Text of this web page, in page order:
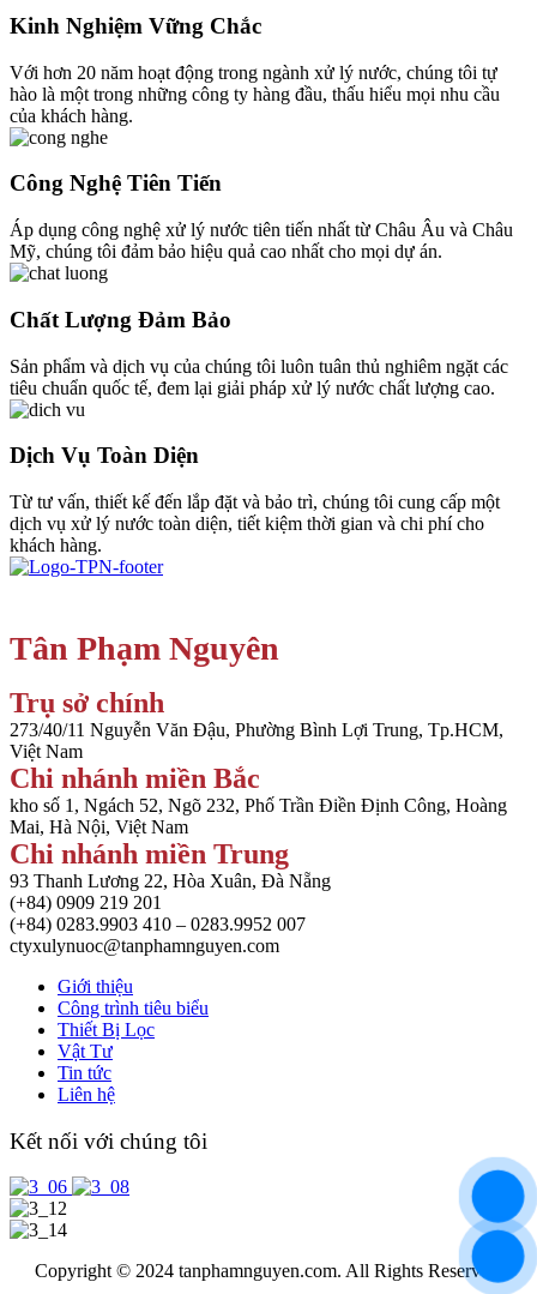
Kinh Nghiệm Vững Chắc
Với hơn 20 năm hoạt động trong ngành xử lý nước, chúng tôi tự
hào là một trong những công ty hàng đầu, thấu hiểu mọi nhu cầu
của khách hàng.
Công Nghệ Tiên Tiến
Áp dụng công nghệ xử lý nước tiên tiến nhất từ Châu Âu và Châu
Mỹ, chúng tôi đảm bảo hiệu quả cao nhất cho mọi dự án.
Chất Lượng Đảm Bảo
Sản phẩm và dịch vụ của chúng tôi luôn tuân thủ nghiêm ngặt các
tiêu chuẩn quốc tế, đem lại giải pháp xử lý nước chất lượng cao.
Dịch Vụ Toàn Diện
Từ tư vấn, thiết kế đến lắp đặt và bảo trì, chúng tôi cung cấp một
dịch vụ xử lý nước toàn diện, tiết kiệm thời gian và chi phí cho
khách hàng.
Tân Phạm Nguyên
Trụ sở chính
273/40/11 Nguyễn Văn Đậu, Phường Bình Lợi Trung, Tp.HCM,
Việt Nam
Chi nhánh miền Bắc
kho số 1, Ngách 52, Ngõ 232, Phố Trần Điền Định Công, Hoàng
Mai, Hà Nội, Việt Nam
Chi nhánh miền Trung
93 Thanh Lương 22, Hòa Xuân, Đà Nẵng
(+84) 0909 219 201
(+84) 0283.9903 410 – 0283.9952 007
ctyxulynuoc@tanphamnguyen.com
Giới thiệu
Công trình tiêu biểu
Thiết Bị Lọc
Vật Tư
Tin tức
Liên hệ
Kết nối với chúng tôi
Copyright © 2024 tanphamnguyen.com. All Rights Reserved.